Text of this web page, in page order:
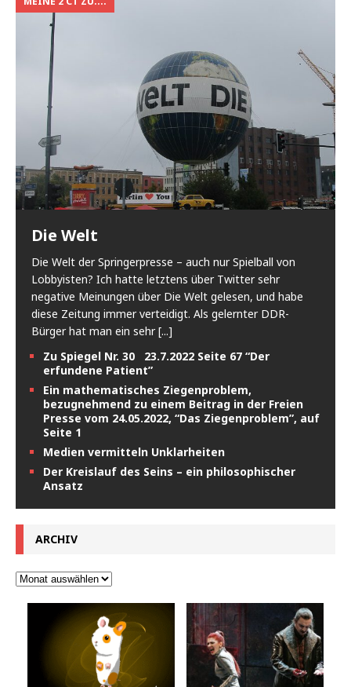
Die Welt
Die Welt der Springerpresse – auch nur Spielball von
Lobbyisten? Ich hatte letztens über Twitter sehr
negative Meinungen über Die Welt gelesen, und habe
diese Zeitung immer verteidigt. Als gelernter DDR-
Bürger hat man ein sehr[...]
Zu Spiegel Nr. 30 23.7.2022 Seite 67 “Der
erfundene Patient”
Ein mathematisches Ziegenproblem,
bezugnehmend zu einem Beitrag in der Freien
Presse vom 24.05.2022, “Das Ziegenproblem”, auf
Seite 1
Medien vermitteln Unklarheiten
Der Kreislauf des Seins – ein philosophischer
Ansatz
ARCHIV